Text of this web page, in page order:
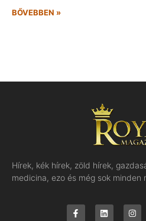
BŐVEBBEN »
Hírek, kék hírek, zöld hírek,
medicina, ezo és még sok minden